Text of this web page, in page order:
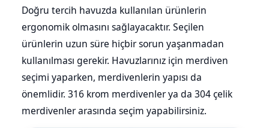
Doğru tercih havuzda kullanılan ürünlerin
ergonomik olmasını sağlayacaktır. Seçilen
ürünlerin uzun süre hiçbir sorun yaşanmadan
kullanılması gerekir. Havuzlarınız için merdiven
seçimi yaparken, merdivenlerin yapısı da
önemlidir. 316 krom merdivenler ya da 304 çelik
merdivenler arasında seçim yapabilirsiniz.